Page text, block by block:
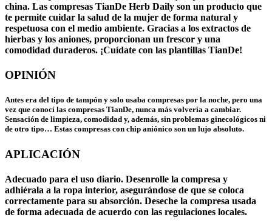
china. Las compresas TianDe Herb Daily son un producto que
te permite cuidar la salud de la mujer de forma natural y
respetuosa con el medio ambiente. Gracias a los extractos de
hierbas y los aniones, proporcionan un frescor y una
comodidad duraderos. ¡Cuídate con las plantillas TianDe!
OPINIÓN
Antes era del tipo de tampón y solo usaba compresas por la noche, pero una
vez que conocí las compresas TianDe, nunca más volvería a cambiar.
Sensación de limpieza, comodidad y, además, sin problemas ginecológicos ni
de otro tipo… Estas compresas con chip aniónico son un lujo absoluto.
APLICACIÓN
Adecuado para el uso diario. Desenrolle la compresa y
adhiérala a la ropa interior, asegurándose de que se coloca
correctamente para su absorción. Deseche la compresa usada
de forma adecuada de acuerdo con las regulaciones locales.